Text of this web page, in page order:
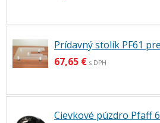
Prídavný stolík PF61
67,65 € s DPH
Cievkové púzdro Pfaff